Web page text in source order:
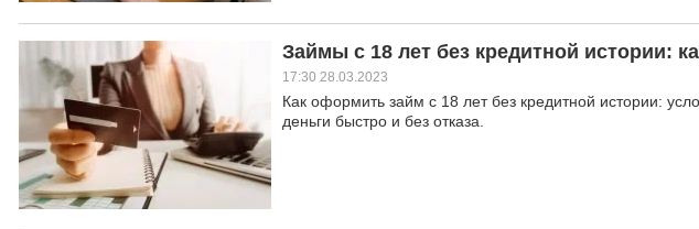
Займы с 18 лет без кредитной истории:
17:30 28.03.2023
Как оформить займ с 18 лет без кредитной истории:
деньги быстро и без отказа.